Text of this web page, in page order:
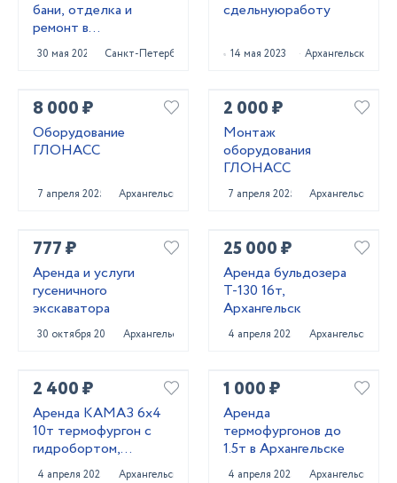
бани, отделка и
ремонт в
Приозерском и
Выборгском районах
30 мая 2025 Санкт-Петербург
сдельнуюработу
14 мая 2023 Архангельск
8 000 ₽
Оборудование
ГЛОНАСС
7 апреля 2025 Архангельск
2 000 ₽
Монтаж
оборудования
ГЛОНАСС
7 апреля 2025 Архангельск
777 ₽
Аренда и услуги
гусеничного
экскаватора
30 октября 2024 Архангельск
25 000 ₽
Аренда бульдозера
Т-130 16т,
Архангельск
4 апреля 2025 Архангельск
2 400 ₽
Аренда КАМАЗ 6х4
10т термофургон с
гидробортом,
Архангельск
4 апреля 2025 Архангельск
1 000 ₽
Аренда
термофургонов до
1.5т в Архангельске
4 апреля 2025 Архангельск